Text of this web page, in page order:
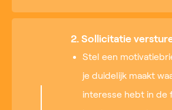
2. Sollicitatie
Stel een
je duidelijk maakt
interesse hebt in de